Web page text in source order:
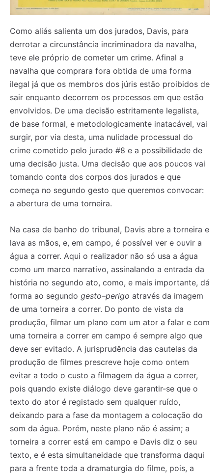
Como aliás salienta um dos jurados, Davis, para
derrotar a circunstância incriminadora da navalha,
teve ele próprio de cometer um crime. Afinal a
navalha que comprara fora obtida de uma forma
ilegal já que os membros dos júris estão proibidos de
sair enquanto decorrem os processos em que estão
envolvidos. De uma decisão estritamente legalista,
de base formal, e metodologicamente inatacável, vai
surgir, por via desta, uma nulidade processual do
crime cometido pelo jurado #8 e a possibilidade de
uma decisão justa. Uma decisão que aos poucos vai
tomando conta dos corpos dos jurados e que
começa no segundo gesto que queremos convocar:
a abertura de uma torneira.
Na casa de banho do tribunal, Davis abre a torneira e
lava as mãos, e, em campo, é possível ver e ouvir a
água a correr. Aqui o realizador não só usa a água
como um marco narrativo, assinalando a entrada da
história no segundo ato, como, e mais importante, dá
forma ao segundo gesto–perigo através da imagem
de uma torneira a correr. Do ponto de vista da
produção, filmar um plano com um ator a falar e com
uma torneira a correr em campo é sempre algo que
deve ser evitado. A jurisprudência das cautelas da
produção de filmes prescreve hoje como ontem
evitar a todo o custo a filmagem da água a correr,
pois quando existe diálogo deve garantir-se que o
texto do ator é registado sem qualquer ruído,
deixando para a fase da montagem a colocação do
som da água. Porém, neste plano não é assim; a
torneira a correr está em campo e Davis diz o seu
texto, e é esta simultaneidade que transforma daqui
para a frente toda a dramaturgia do filme, pois, a